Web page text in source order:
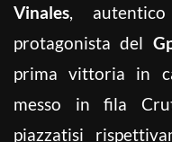
Vinales, autentico
protagonista del
prima vittoria in
messo in fila
piazzatisi